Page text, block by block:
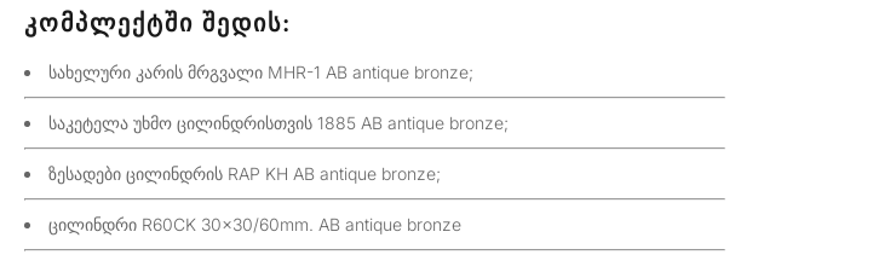
ᲙᲝᲛᲞᲚᲔᲥᲢᲨᲘ ᲨᲔᲓᲘᲡ:
სახელური კარის მრგვალი MHR-1 AB antique bronze;
საკეტელა უხმო ცილინდრისთვის 1885 AB antique bronze;
ზესადები ცილინდრის RAP KH AB antique bronze;
ცილინდრი R60CK 30×30/60mm. AB antique bronze